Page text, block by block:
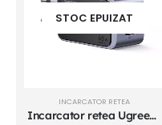
STOC EPUIZAT
INCARCATOR RETEA
Incarcator retea Ugreen Nexode Air 65W 2x USB-C 1x USB-A GaN Fast Charger Gri/Negru